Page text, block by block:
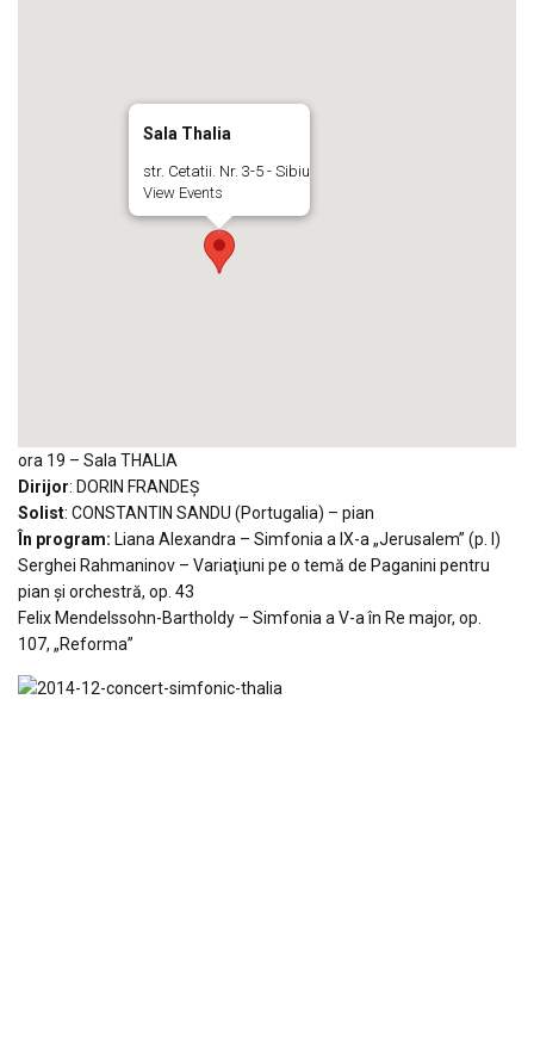
Sala Thalia
str. Cetatii. Nr. 3-5 - Sibiu
View Events
ora 19 – Sala THALIA
Dirijor: DORIN FRANDEŞ
Solist: CONSTANTIN SANDU (Portugalia) – pian
În program: Liana Alexandra – Simfonia a IX-a „Jerusalem” (p. I)
Serghei Rahmaninov – Variaţiuni pe o temă de Paganini pentru
pian și orchestră, op. 43
Felix Mendelssohn-Bartholdy – Simfonia a V-a în Re major, op.
107, „Reforma”